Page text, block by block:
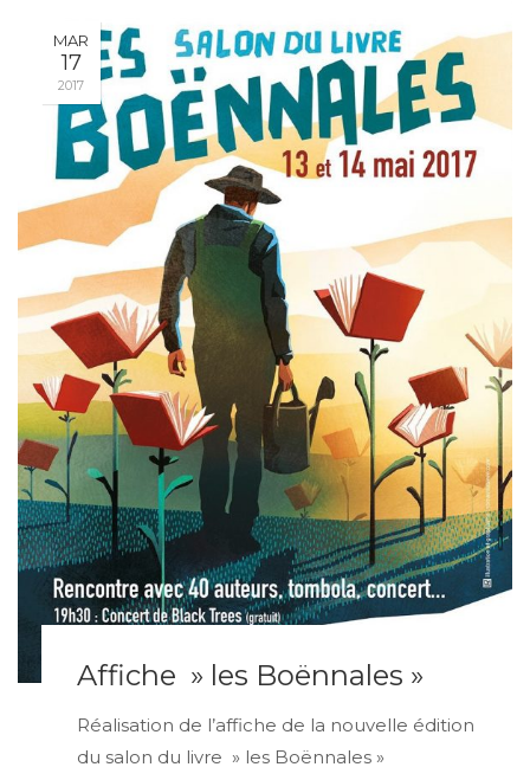
MAR
17
2017
Affiche » les Boënnales »
Réalisation de l’affiche de la nouvelle édition
du salon du livre » les Boënnales »